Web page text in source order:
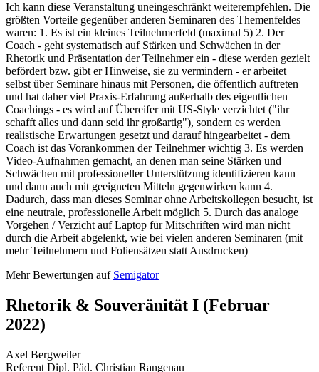
Ich kann diese Veranstaltung uneingeschränkt weiterempfehlen. Die
größten Vorteile gegenüber anderen Seminaren des Themenfeldes
waren: 1. Es ist ein kleines Teilnehmerfeld (maximal 5) 2. Der
Coach - geht systematisch auf Stärken und Schwächen in der
Rhetorik und Präsentation der Teilnehmer ein - diese werden gezielt
befördert bzw. gibt er Hinweise, sie zu vermindern - er arbeitet
selbst über Seminare hinaus mit Personen, die öffentlich auftreten
und hat daher viel Praxis-Erfahrung außerhalb des eigentlichen
Coachings - es wird auf Übereifer mit US-Style verzichtet ("ihr
schafft alles und dann seid ihr großartig"), sondern es werden
realistische Erwartungen gesetzt und darauf hingearbeitet - dem
Coach ist das Vorankommen der Teilnehmer wichtig 3. Es werden
Video-Aufnahmen gemacht, an denen man seine Stärken und
Schwächen mit professioneller Unterstützung identifizieren kann
und dann auch mit geeigneten Mitteln gegenwirken kann 4.
Dadurch, dass man dieses Seminar ohne Arbeitskollegen besucht, ist
eine neutrale, professionelle Arbeit möglich 5. Durch das analoge
Vorgehen / Verzicht auf Laptop für Mitschriften wird man nicht
durch die Arbeit abgelenkt, wie bei vielen anderen Seminaren (mit
mehr Teilnehmern und Foliensätzen statt Ausdrucken)
Mehr Bewertungen auf Semigator
Rhetorik & Souveränität I (Februar
2022)
Axel Bergweiler
Referent Dipl. Päd. Christian Rangenau